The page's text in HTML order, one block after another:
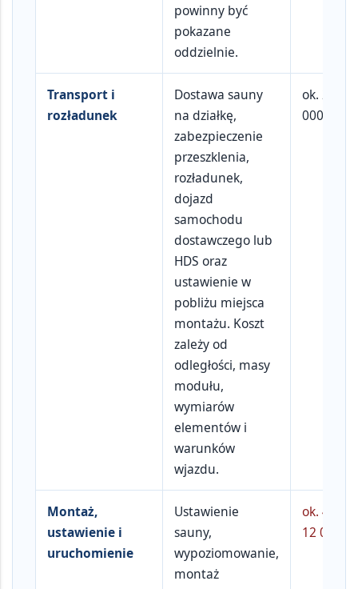
powinny być
pokazane
oddzielnie.
Transport i
rozładunek
Dostawa sauny
na działkę,
zabezpieczenie
przeszklenia,
rozładunek,
dojazd
samochodu
dostawczego lub
HDS oraz
ustawienie w
pobliżu miejsca
montażu. Koszt
zależy od
odległości, masy
modułu,
wymiarów
elementów i
warunków
wjazdu.
ok. 2
000 zł
Montaż,
ustawienie i
uruchomienie
Ustawienie
sauny,
wypoziomowanie,
montaż
ok. 4
12 000 zł